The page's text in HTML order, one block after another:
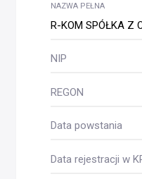
NAZWA PEŁNA
R-KOM SPÓŁKA Z
NIP
REGON
Data powstania
Data rejestracji w